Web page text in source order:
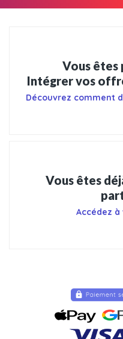
Vous êtes
Intégrer vos
Découvrez comment
Vous êtes
Accédez